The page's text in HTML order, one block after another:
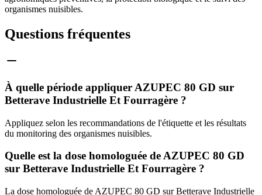
organismes nuisibles.
Questions fréquentes
À quelle période appliquer AZUPEC 80 GD sur
Betterave Industrielle Et Fourragère ?
Appliquez selon les recommandations de l'étiquette et les résultats
du monitoring des organismes nuisibles.
Quelle est la dose homologuée de AZUPEC 80 GD
sur Betterave Industrielle Et Fourragère ?
La dose homologuée de AZUPEC 80 GD sur Betterave Industrielle